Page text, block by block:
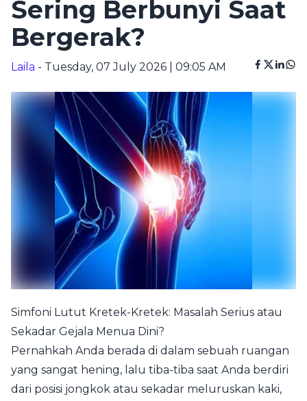
Sering Berbunyi Saat
Bergerak?
Laila - Tuesday, 07 July 2026 | 09:05 AM
Simfoni Lutut Kretek-Kretek: Masalah Serius atau
Sekadar Gejala Menua Dini?
Pernahkah Anda berada di dalam sebuah ruangan
yang sangat hening, lalu tiba-tiba saat Anda berdiri
dari posisi jongkok atau sekadar meluruskan kaki,